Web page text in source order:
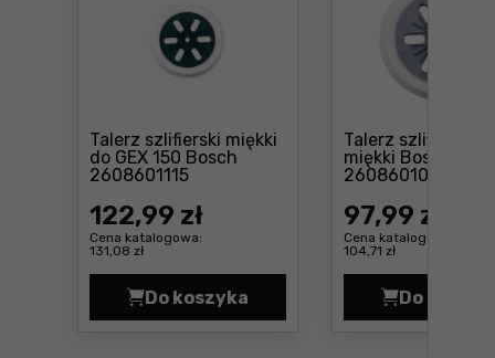
Talerz szlifierski miękki
do GEX 150 Bosch
2608601115
122,99 zł
Cena katalogowa:
131,08 zł
Do koszyka
Talerz szlifierski miękki do GEX
Talerz szlifierski
miękki Bosch
2608601051
97,99 zł
Cena katalogowa:
104,71 zł
Do